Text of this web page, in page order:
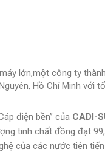
lớn,một công ty
Hồ Chí Minh với
điện bền” của CADI-
tinh chất đồng đạt
của các nước tiên